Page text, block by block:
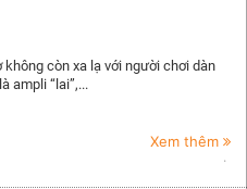
còn xa lạ với người chơi dàn
ampli “lai”,...
Xem thêm